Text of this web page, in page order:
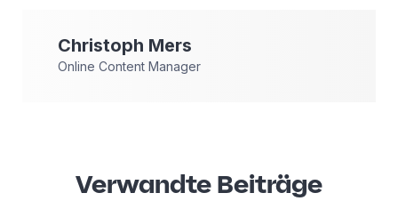
Christoph Mers
Online Content Manager
Verwandte Beiträge